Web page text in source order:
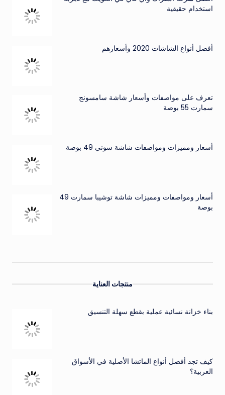
استخدام حقيقية
أفضل أنواع الشاشات 2020 وأسعارهم
تعرف على مواصفات وأسعار شاشة سامسونج
سمارت 55 بوصة
أسعار ومميزات ومواصفات شاشة سوني 49 بوصة
أسعار ومواصفات ومميزات شاشة توشيبا سمارت 49
بوصة
منتجات العناية
بناء خزانة نسائية عملية بقطع سهلة التنسيق
كيف تجد أفضل أنواع الماتشا الأصلية في الأسواق
العربية؟